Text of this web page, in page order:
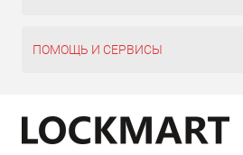
ПОМОЩЬ И СЕРВИСЫ